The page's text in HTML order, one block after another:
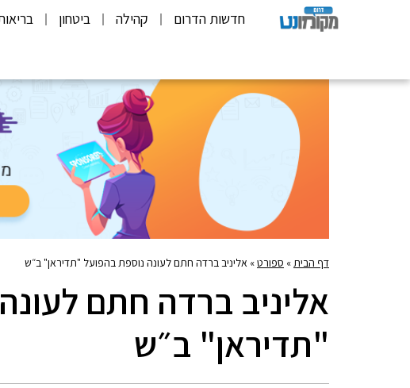
חדשות הדרום קהילה ביטחון
דף הבית » ספורט» אליניב ברדה חתם לעונה נוספת בהפועל "תדיראן" ב״ש
אליניב ברדה חתם
"תדיראן" ב״ש